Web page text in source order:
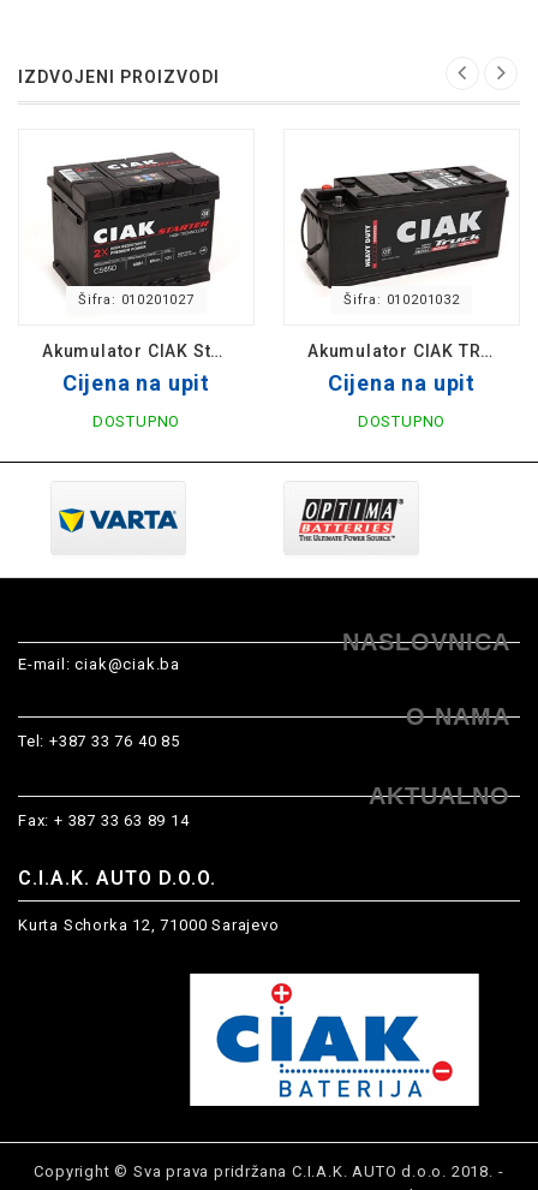
IZDVOJENI PROIZVODI
Šifra: 010201027
Akumulator CIAK Starter 12V- 65 Ah D+ 242x175x190 / CS65D
Cijena na upit
DOSTUPNO
Šifra: 010201032
Akumulator CIAK TRUCK Heavy Duty 12V-110 Ah 514x175x210 / CS110L
Cijena na upit
DOSTUPNO
NASLOVNICA
E-mail:ciak@ciak.ba
O NAMA
Tel: +387 33 76 40 85
AKTUALNO
Fax: + 387 33 63 89 14
C.I.A.K. AUTO D.O.O.
Kurta Schorka 12, 71000 Sarajevo
Copyright © Sva prava pridržana C.I.A.K. AUTO d.o.o. 2018. -